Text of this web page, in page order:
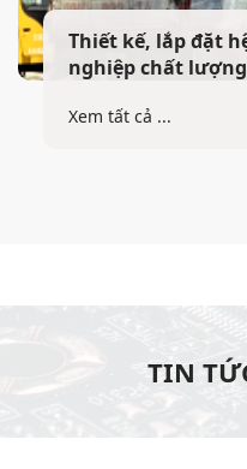
Thiết kế, lắp đặt
nghiệp chất
Xem tất cả ...
TIN